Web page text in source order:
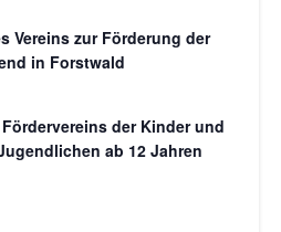
Vereins zur Förderung der
in Forstwald
der Kinder und
ab 12 Jahren